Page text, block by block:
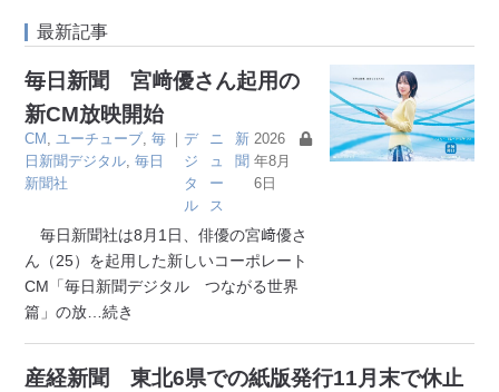
最新記事
毎日新聞 宮﨑優さん起用の
新CM放映開始
CM ,ユーチューブ,毎
日新聞デジタル,毎日
新聞社
｜デ
ジ
タ
ル
ニ
ュ
ー
ス
新
聞
2026
年8月
6日
毎日新聞社は8月1日、俳優の宮﨑優さ
ん（25）を起用した新しいコーポレート
CM「毎日新聞デジタル つながる世界
篇」の放 …続き
産経新聞 東北6県での紙版発行11月末で休止